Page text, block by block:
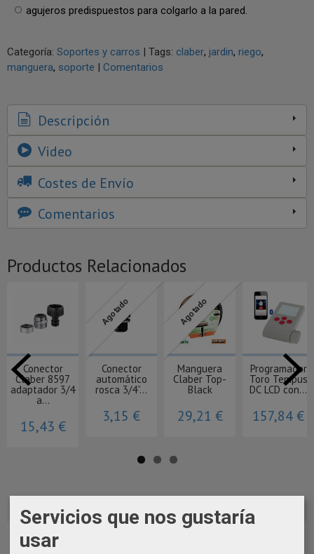
Marcas
agujeros predispuestos para colgarlo a la pared.
Categoría: Soportes y carros | Tags: claber jardin riego
manguera soporte | Comentarios
Descripción
Video
Costes de Envío
Comentarios
Productos Relacionados
Conector
Claber 8597
adaptador 3/4
a...
15,43 €
Agotado
Conector
automático
rosca 3/4”...
3,15 €
Agotado
Manguera
Claber Top-
Black
29,21 €
Programador
Toro Tempus
DC LCD con...
157,84 €
Servicios que nos gustaría
usar